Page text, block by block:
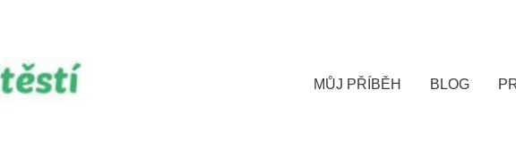
MŮJ PŘÍBĚH
BLOG